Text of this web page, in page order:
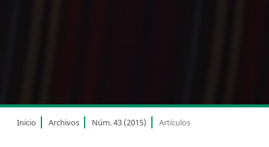
Inicio Archivos Núm. 43 (2015) Artículos